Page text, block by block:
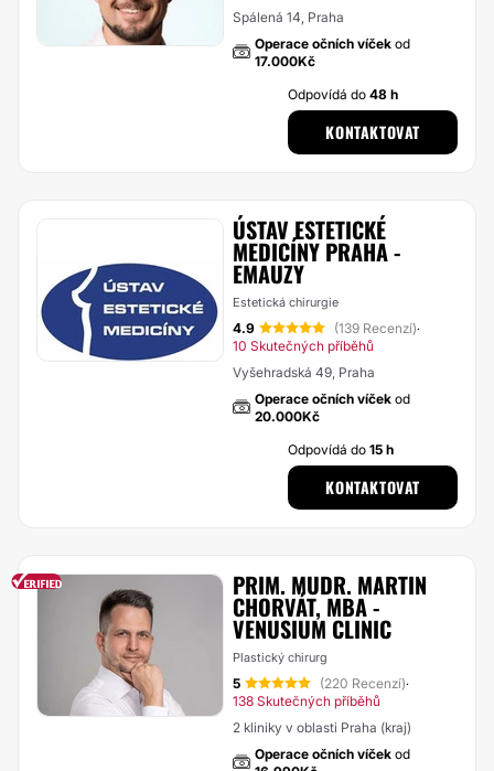
Spálená 14, Praha
Operace očních víček od
17.000Kč
Odpovídá do48 h
KONTAKTOVAT
ÚSTAV ESTETICKÉ
MEDICÍNY PRAHA -
EMAUZY
Estetická chirurgie
4.9 (139 Recenzí)·
10 Skutečných příběhů
Vyšehradská 49, Praha
Operace očních víček od
20.000Kč
Odpovídá do15 h
KONTAKTOVAT
PRIM. MUDR. MARTIN
CHORVÁT, MBA -
VENUSIUM CLINIC
Plastický chirurg
5 (220 Recenzí)·
138 Skutečných příběhů
2 kliniky v oblasti Praha (kraj)
Operace očních víček od